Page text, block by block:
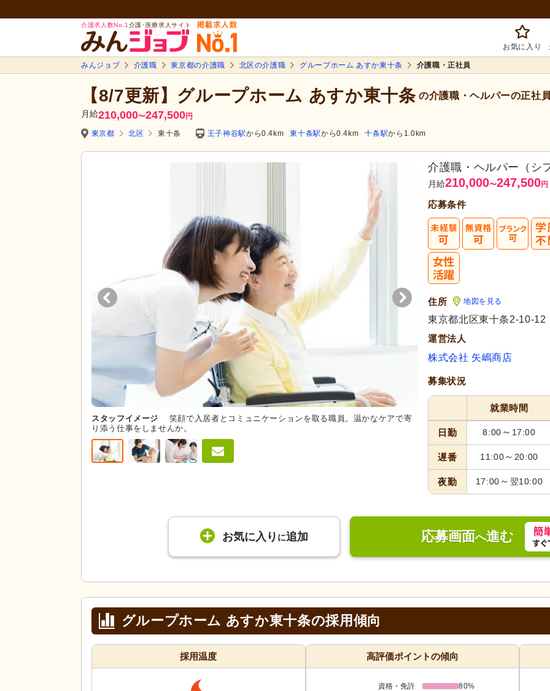
介護求人数No.1 介護･医療求人サイト
お気に入り
みんジョブ 介護職 東京都の介護職 北区の介護職 グループホーム あすか東十条 介護職・正社員
【8/7更新】グループホーム あすか東十条の介護職・ヘルパーの正社
月給210,000〜247,500円
東京都
北区 東十条 王子神谷駅から0.4km 東十条駅から0.4km 十条駅から1.0km
スタッフイメージ
笑顔で入居者とコミュニケーションを取る職員。温かなケアで寄
り添う仕事をしませんか。
スタッフイメージ
笑顔溢れる職
験がここにあります。
介護職・ヘルパー（シ
月給210,000〜247,500円
応募条件
住所 地図を見る
東京都北区東十条2-10-12
運営法人
株式会社 矢嶋商店
募集状況
就業時間
日勤 8:00 ～ 17:00
遅番 11:00～ 20:00
夜勤 17:00 ～ 翌10:00
お気に入り に追加 応募画面へ進む
グループホーム あすか東十条の採用傾向
採用温度 高評価ポイントの傾向
資格・免許
80%